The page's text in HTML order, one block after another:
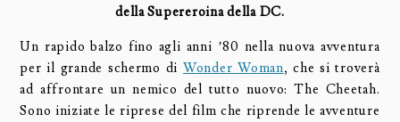
della Supereroina della DC.
Un rapido balzo fino agli anni ’80 nella nuova avventura
per il grande schermo di Wonder Woman, che si troverà
ad affrontare un nemico del tutto nuovo: The Cheetah.
Sono iniziate le riprese del film che riprende le avventure